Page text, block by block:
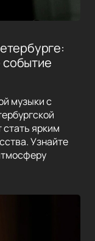
музыки с
ярким
Узнайте